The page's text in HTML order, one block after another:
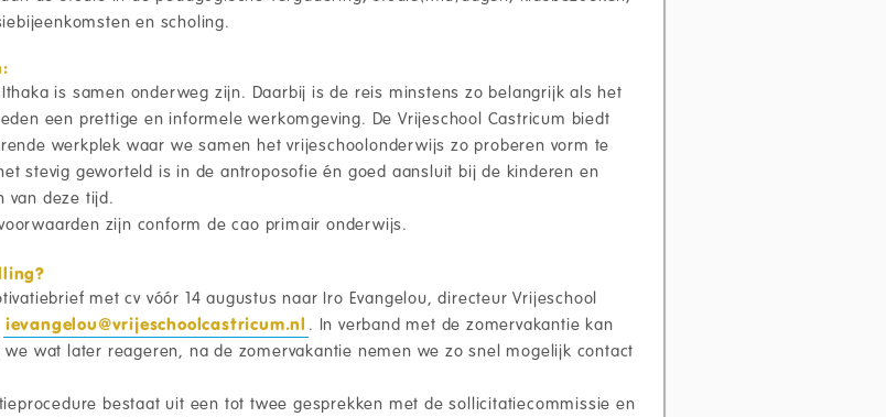
en scholing.
is samen onderweg zijn. Daarbij is de reis minstens zo belangrijk als het
een prettige en informele werkomgeving. De Vrijeschool Castricum biedt
werkplek waar we samen het vrijeschoolonderwijs zo proberen vorm te
stevig geworteld is in de antroposofie én goed aansluit bij de kinderen en
van deze tijd.
zijn conform de cao primair onderwijs.
met cv vóór 14 augustus naar Iro Evangelou, directeur Vrijeschool
ievangelou@vrijeschoolcastricum.nl . In verband met de zomervakantie kan
wat later reageren, na de zomervakantie nemen we zo snel mogelijk contact
bestaat uit een tot twee gesprekken met de sollicitatiecommissie en